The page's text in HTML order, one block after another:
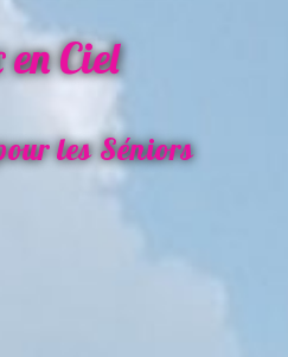
Ciel
les Séniors